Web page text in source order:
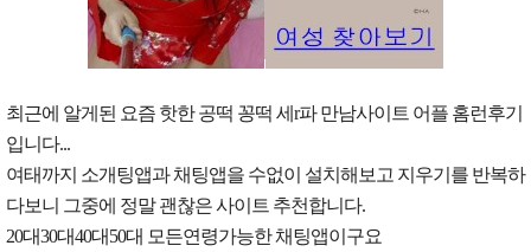
최근에 알게된 요즘 핫한 공떡 꽁떡 세r파 만남사이트 어플 홈런후기
입니다...
여태까지 소개팅앱과 채팅앱을 수없이 설치해보고 지우기를 반복하
다보니 그중에 정말 괜찮은 사이트 추천합니다.
20대30대40대50대 모든연령가능한 채팅앱이구요